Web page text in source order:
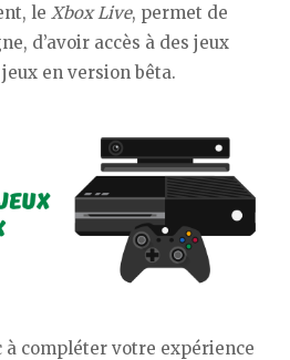
le Xbox Live, permet de
d’avoir accès à des jeux
en version bêta.
à compléter votre expérience